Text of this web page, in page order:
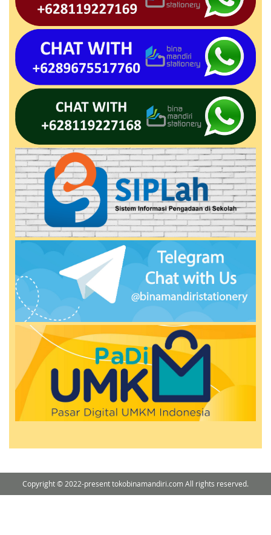
Copyright © 2022-present tokobinamandiri.com All rights reserved.